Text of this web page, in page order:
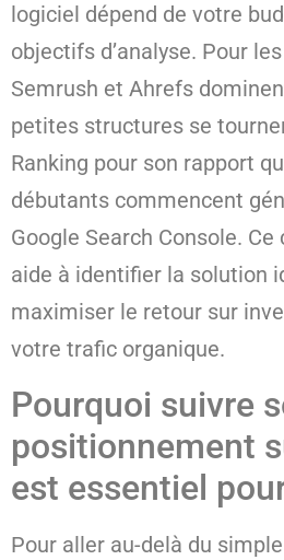
logiciel dépend de votre
objectifs d’analyse. Pour
Semrush et Ahrefs
petites structures se
Ranking pour son rapport
débutants commencent
Google Search Console.
aide à identifier la solution
maximiser le retour sur
votre trafic organique.
Pourquoi suivre
positionnement
est essentiel
Pour aller au-delà du